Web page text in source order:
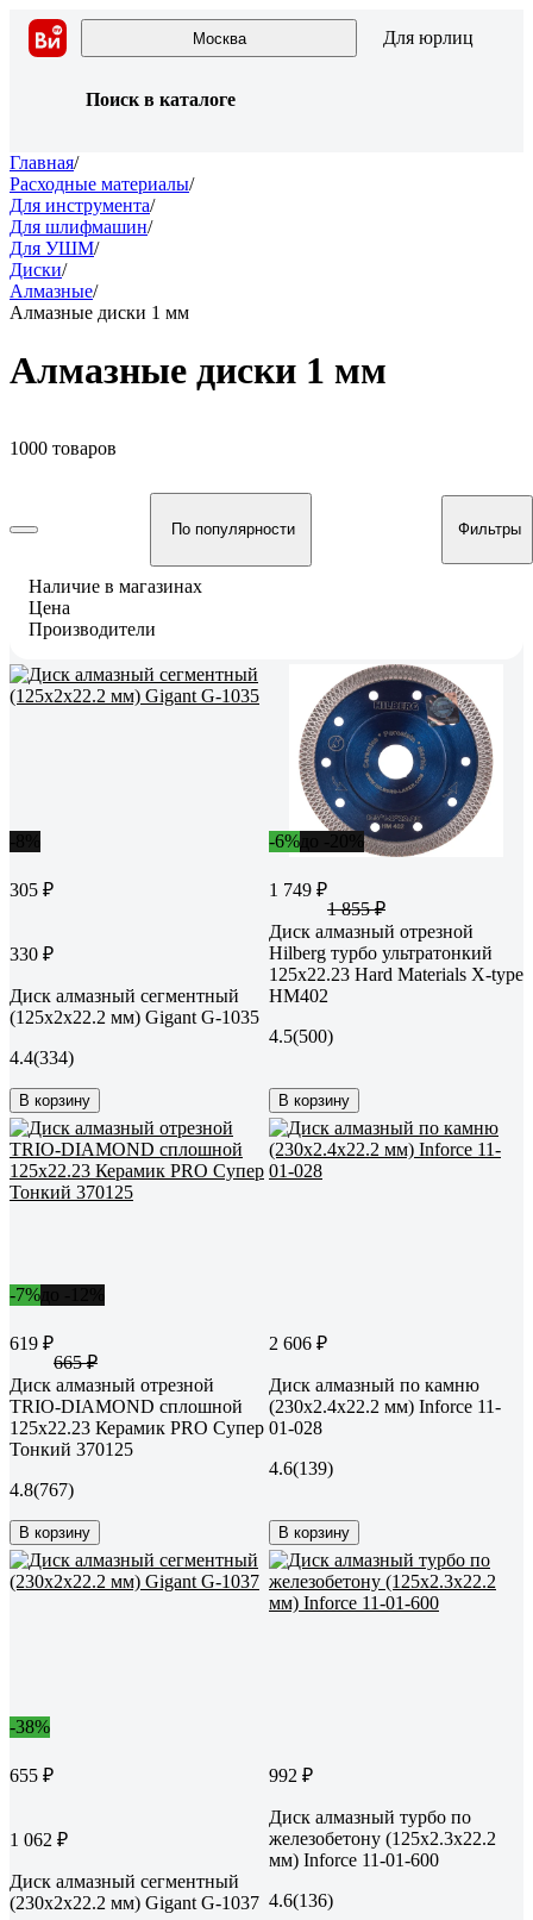
Москва Для юрлиц
Поиск в каталоге
Главная/
Расходные материалы/
Для инструмента/
Для шлифмашин/
Для УШМ/
Диски/
Алмазные/
Алмазные диски 1 мм
Алмазные диски 1 мм
1000 товаров
По популярности Фильтры
Наличие в магазинах
Цена
Производители
305 ₽
330 ₽
Диск алмазный сегментный
(125x2x22.2 мм) Gigant G-1035
4.4(334)
В корзину
-6%
1 749 ₽
1 855 ₽
Диск алмазный отрезной
Hilberg турбо ультратонкий
125x22.23 Hard Materials X-type
HM402
4.5(500)
В корзину
-7%
619 ₽
665 ₽
Диск алмазный отрезной
TRIO-DIAMOND сплошной
125x22.23 Керамик PRO Супер
Тонкий 370125
4.8(767)
В корзину
2 606 ₽
Диск алмазный по камню
(230х2.4x22.2 мм) Inforce 11-
01-028
4.6(139)
В корзину
-38%
655 ₽
1 062 ₽
Диск алмазный сегментный
(230x2x22.2 мм) Gigant G-1037
992 ₽
Диск алмазный турбо по
железобетону (125х2.3x22.2
мм) Inforce 11-01-600
4.6(136)